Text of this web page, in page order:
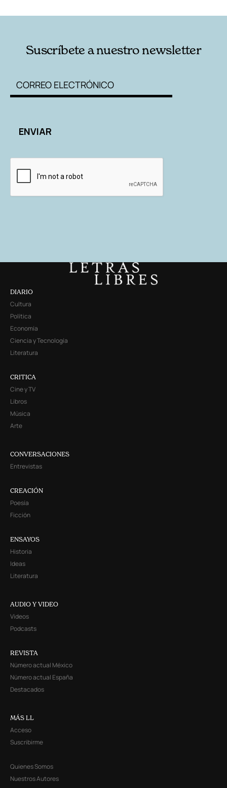
Suscríbete a nuestro newsletter
DIARIO
Cultura
Política
Economía
Ciencia y Tecnología
Literatura
CRITICA
Cine y TV
Libros
Música
Arte
CONVERSACIONES
Entrevistas
CREACIÓN
Poesía
Ficción
ENSAYOS
Historia
Ideas
Literatura
AUDIO Y VIDEO
Videos
Podcasts
REVISTA
Número actual México
Número actual España
Destacados
MÁS LL
Acceso
Suscribirme
Quienes Somos
Nuestros Autores